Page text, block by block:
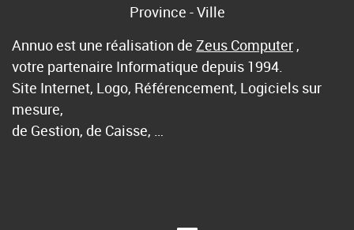
Province - Ville
Annuo est une réalisation de Zeus Computer ,
votre partenaire Informatique depuis 1994.
Site Internet, Logo, Référencement, Logiciels sur
mesure,
de Gestion, de Caisse, …